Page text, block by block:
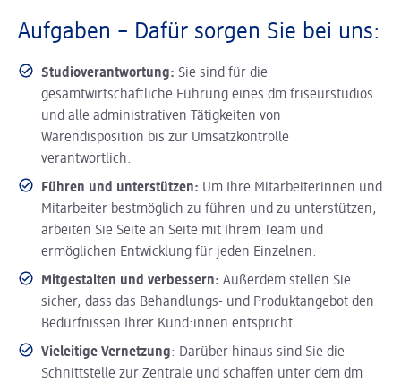
Aufgaben – Dafür sorgen Sie bei uns:
Studioverantwortung: Sie sind für die
gesamtwirtschaftliche Führung eines dm friseurstudios
und alle administrativen Tätigkeiten von
Warendisposition bis zur Umsatzkontrolle
verantwortlich.
Führen und unterstützen: Um Ihre Mitarbeiterinnen und
Mitarbeiter bestmöglich zu führen und zu unterstützen,
arbeiten Sie Seite an Seite mit Ihrem Team und
ermöglichen Entwicklung für jeden Einzelnen.
Mitgestalten und verbessern: Außerdem stellen Sie
sicher, dass das Behandlungs- und Produktangebot den
Bedürfnissen Ihrer Kund:innen entspricht.
Vieleitige Vernetzung: Darüber hinaus sind Sie die
Schnittstelle zur Zentrale und schaffen unter dem dm